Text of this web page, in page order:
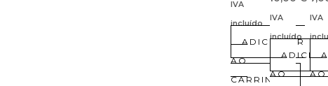
IVA
incluído
ADICIONAR
AO
CARRINHO
IVA
incluído
AO
IVA
AO